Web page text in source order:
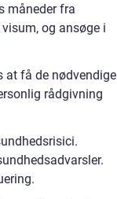
måneder fra
og ansøge i
at få de nødvendige
rådgivning